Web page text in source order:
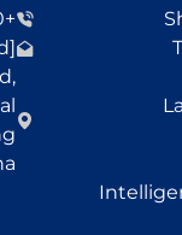
+86-13455152330
[email protected]